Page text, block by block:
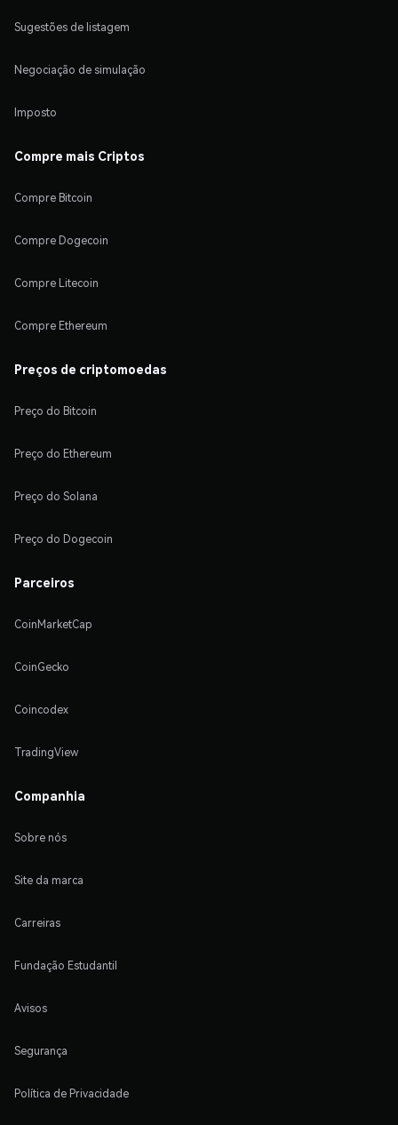
Sugestões de listagem
Negociação de simulação
Imposto
Compre mais Criptos
Compre Bitcoin
Compre Dogecoin
Compre Litecoin
Compre Ethereum
Preços de criptomoedas
Preço do Bitcoin
Preço do Ethereum
Preço do Solana
Preço do Dogecoin
Parceiros
CoinMarketCap
CoinGecko
Coincodex
TradingView
Companhia
Sobre nós
Site da marca
Carreiras
Fundação Estudantil
Avisos
Segurança
Política de Privacidade